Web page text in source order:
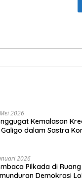
2026
Kemalasan
Galigo dalam Sastra
2026
Pilkada di
Demokrasi